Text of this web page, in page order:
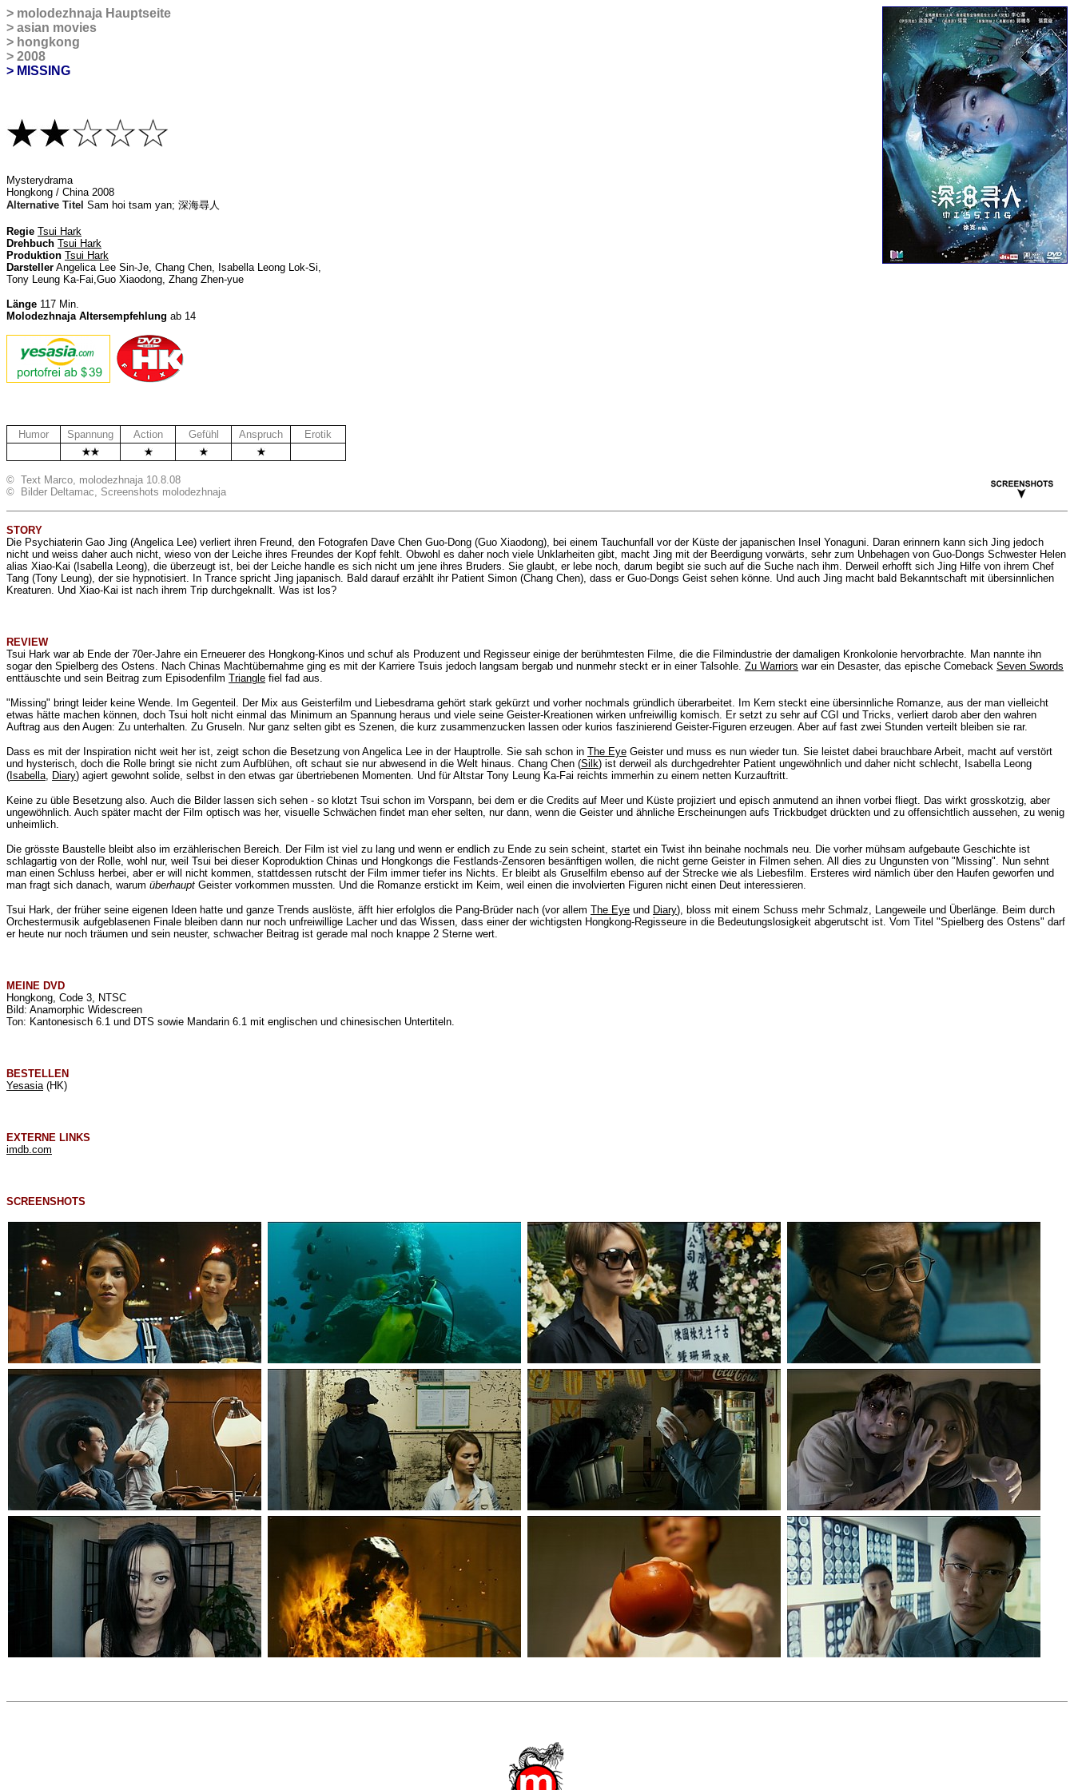
> molodezhnaja Hauptseite
> asian movies
> hongkong
> 2008
> MISSING
Mysterydrama
Hongkong / China 2008
Alternative Titel Sam hoi tsam yan; 深海尋人
Regie Tsui Hark
Drehbuch Tsui Hark
Produktion Tsui Hark
Darsteller Angelica Lee Sin-Je, Chang Chen, Isabella Leong Lok-Si,
Tony Leung Ka-Fai,Guo Xiaodong, Zhang Zhen-yue
Länge 117 Min.
Molodezhnaja Altersempfehlung ab 14
Humor Spannung Action Gefühl Anspruch
Erotik
© Text Marco, molodezhnaja 10.8.08
© Bilder Deltamac, Screenshots molodezhnaja
STORY
Die Psychiaterin Gao Jing (Angelica Lee) verliert ihren Freund, den Fotografen Dave Chen Guo-Dong (Guo Xiaodong), bei einem Tauchunfall vor der Küste der japanischen Insel Yonaguni. Daran erinnern kann sich Jing jedoch
nicht und weiss daher auch nicht, wieso von der Leiche ihres Freundes der Kopf fehlt. Obwohl es daher noch viele Unklarheiten gibt, macht Jing mit der Beerdigung vorwärts, sehr zum Unbehagen von Guo-Dongs Schwester Helen
alias Xiao-Kai (Isabella Leong), die überzeugt ist, bei der Leiche handle es sich nicht um jene ihres Bruders. Sie glaubt, er lebe noch, darum begibt sie such auf die Suche nach ihm. Derweil erhofft sich Jing Hilfe von ihrem Chef
Tang (Tony Leung), der sie hypnotisiert. In Trance spricht Jing japanisch. Bald darauf erzählt ihr Patient Simon (Chang Chen), dass er Guo-Dongs Geist sehen könne. Und auch Jing macht bald Bekanntschaft mit übersinnlichen
Kreaturen. Und Xiao-Kai ist nach ihrem Trip durchgeknallt. Was ist los?
REVIEW
Tsui Hark war ab Ende der 70er-Jahre ein Erneuerer des Hongkong-Kinos und schuf als Produzent und Regisseur einige der berühmtesten Filme, die die Filmindustrie der damaligen Kronkolonie hervorbrachte. Man nannte ihn
sogar den Spielberg des Ostens. Nach Chinas Machtübernahme ging es mit der Karriere Tsuis jedoch langsam bergab und nunmehr steckt er in einer Talsohle. Zu Warriors war ein Desaster, das epische Comeback Seven Swords
enttäuschte und sein Beitrag zum Episodenfilm Triangle fiel fad aus.
"Missing" bringt leider keine Wende. Im Gegenteil. Der Mix aus Geisterfilm und Liebesdrama gehört stark gekürzt und vorher nochmals gründlich überarbeitet. Im Kern steckt eine übersinnliche Romanze, aus der man vielleicht
etwas hätte machen können, doch Tsui holt nicht einmal das Minimum an Spannung heraus und viele seine Geister-Kreationen wirken unfreiwillig komisch. Er setzt zu sehr auf CGI und Tricks, verliert darob aber den wahren
Auftrag aus den Augen: Zu unterhalten. Zu Gruseln. Nur ganz selten gibt es Szenen, die kurz zusammenzucken lassen oder kurios faszinierend Geister-Figuren erzeugen. Aber auf fast zwei Stunden verteilt bleiben sie rar.
Dass es mit der Inspiration nicht weit her ist, zeigt schon die Besetzung von Angelica Lee in der Hauptrolle. Sie sah schon in The Eye Geister und muss es nun wieder tun. Sie leistet dabei brauchbare Arbeit, macht auf verstört
und hysterisch, doch die Rolle bringt sie nicht zum Aufblühen, oft schaut sie nur abwesend in die Welt hinaus. Chang Chen (Silk) ist derweil als durchgedrehter Patient ungewöhnlich und daher nicht schlecht, Isabella Leong
( Isabella, Diary) agiert gewohnt solide, selbst in den etwas gar übertriebenen Momenten. Und für Altstar Tony Leung Ka-Fai reichts immerhin zu einem netten Kurzauftritt.
Keine zu üble Besetzung also. Auch die Bilder lassen sich sehen - so klotzt Tsui schon im Vorspann, bei dem er die Credits auf Meer und Küste projiziert und episch anmutend an ihnen vorbei fliegt. Das wirkt grosskotzig, aber
ungewöhnlich. Auch später macht der Film optisch was her, visuelle Schwächen findet man eher selten, nur dann, wenn die Geister und ähnliche Erscheinungen aufs Trickbudget drückten und zu offensichtlich aussehen, zu wenig
unheimlich.
Die grösste Baustelle bleibt also im erzählerischen Bereich. Der Film ist viel zu lang und wenn er endlich zu Ende zu sein scheint, startet ein Twist ihn beinahe nochmals neu. Die vorher mühsam aufgebaute Geschichte ist
schlagartig von der Rolle, wohl nur, weil Tsui bei dieser Koproduktion Chinas und Hongkongs die Festlands-Zensoren besänftigen wollen, die nicht gerne Geister in Filmen sehen. All dies zu Ungunsten von "Missing". Nun sehnt
man einen Schluss herbei, aber er will nicht kommen, stattdessen rutscht der Film immer tiefer ins Nichts. Er bleibt als Gruselfilm ebenso auf der Strecke wie als Liebesfilm. Ersteres wird nämlich über den Haufen geworfen und
man fragt sich danach, warum überhaupt Geister vorkommen mussten. Und die Romanze erstickt im Keim, weil einen die involvierten Figuren nicht einen Deut interessieren.
Tsui Hark, der früher seine eigenen Ideen hatte und ganze Trends auslöste, äfft hier erfolglos die Pang-Brüder nach (vor allem The Eye und Diary), bloss mit einem Schuss mehr Schmalz, Langeweile und Überlänge. Beim durch
Orchestermusik aufgeblasenen Finale bleiben dann nur noch unfreiwillige Lacher und das Wissen, dass einer der wichtigsten Hongkong-Regisseure in die Bedeutungslosigkeit abgerutscht ist. Vom Titel "Spielberg des Ostens" darf
er heute nur noch träumen und sein neuster, schwacher Beitrag ist gerade mal noch knappe 2 Sterne wert.
MEINE DVD
Hongkong, Code 3, NTSC
Bild: Anamorphic Widescreen
Ton: Kantonesisch 6.1 und DTS sowie Mandarin 6.1 mit englischen und chinesischen Untertiteln.
BESTELLEN
Yesasia(HK)
EXTERNE LINKS
imdb.com
SCREENSHOTS